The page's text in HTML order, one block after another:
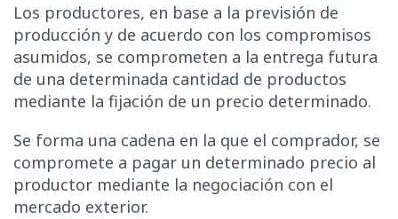
Los productores, en base a la previsión de
producción y de acuerdo con los compromisos
asumidos, se comprometen a la entrega futura
de una determinada cantidad de productos
mediante la fijación de un precio determinado.
Se forma una cadena en la que el comprador, se
compromete a pagar un determinado precio al
productor mediante la negociación con el
mercado exterior.